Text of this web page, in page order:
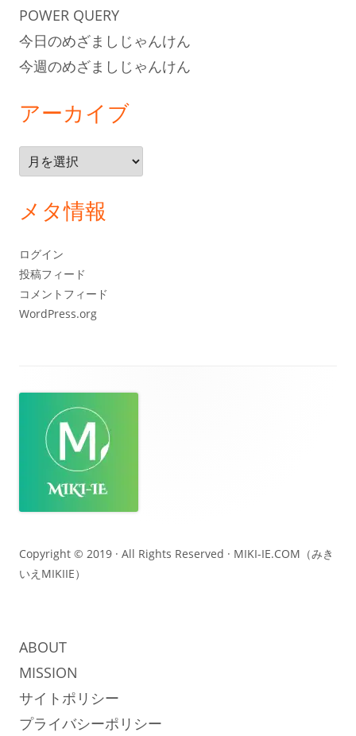
POWER QUERY
今日のめざましじゃんけん
今週のめざましじゃんけん
アーカイブ
ー
イ
メタ情報
ログイン
投稿フィード
コメントフィード
WordPress.org
テ
ン
Copyright © 2019 · All Rights Reserved · MIKI-IE.COM（みき
いえMIKIIE）
ABOUT
MISSION
サイトポリシー
プライバシーポリシー